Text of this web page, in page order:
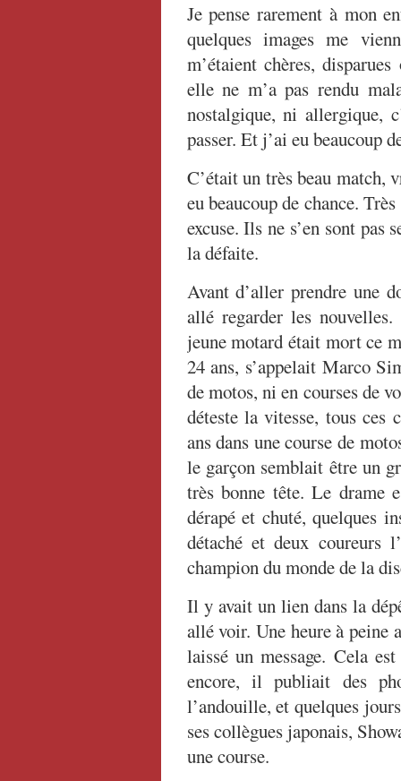
Je pense rarement à mon
quelques images me
m’étaient chères,
elle ne m’a pas rendu
nostalgique, ni allergique,
passer. Et j’ai eu beaucoup
C’était un très beau match,
eu beaucoup de chance.
excuse. Ils ne s’en sont pas
la défaite.
Avant d’aller prendre une
allé regarder les
jeune motard était mort ce
24 ans, s’appelait Marco
de motos, ni en courses de
déteste la vitesse, tous
ans dans une course de
le garçon semblait être un
très bonne tête. Le drame
dérapé et chuté, quelques
détaché et deux coureurs
champion du monde de la
Il y avait un lien dans la
allé voir. Une heure à peine
laissé un message. Cela
encore, il publiait des
l’andouille, et quelques
ses collègues japonais,
une course.